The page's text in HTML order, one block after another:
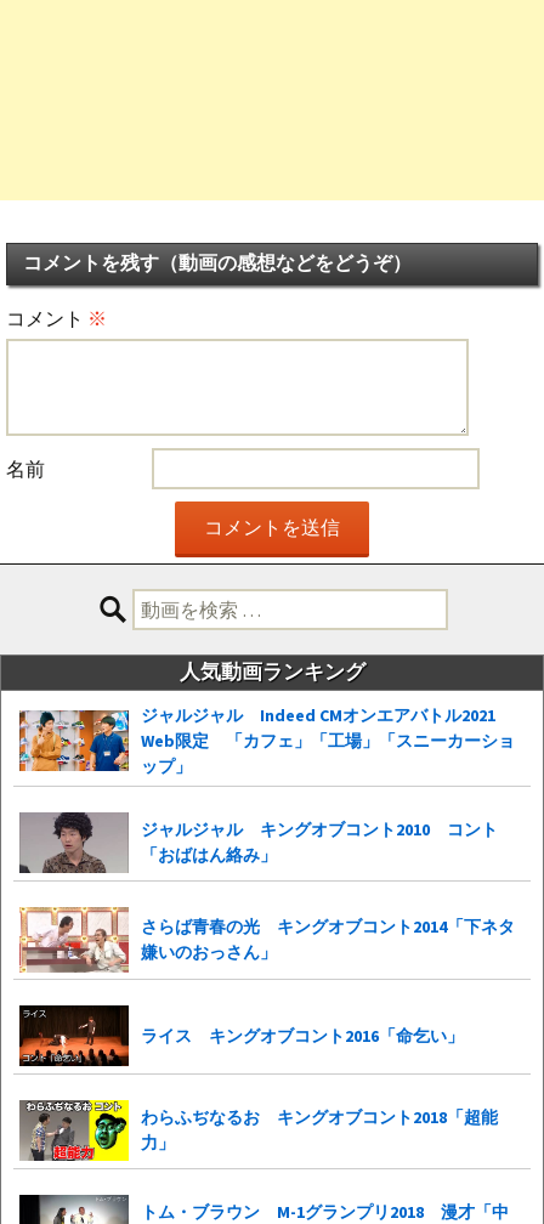
コメントを残す（動画の感想などをどうぞ）
コメント ※
名前
検
索:
人気動画ランキング
ジャルジャル Indeed CMオンエアバトル2021
Web限定 「カフェ」「工場」「スニーカーショ
ップ」
ジャルジャル キングオブコント2010 コント
「おばはん絡み」
さらば青春の光 キングオブコント2014「下ネタ
嫌いのおっさん」
ライス キングオブコント2016「命乞い」
わらふぢなるお キングオブコント2018「超能
力」
トム・ブラウン M-1グランプリ2018 漫才「中